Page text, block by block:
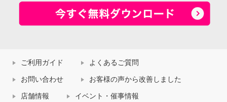
ご利用ガイド よくあるご質問
お問い合わせ お客様の声から改善しました
店舗情報 イベント・催事情報